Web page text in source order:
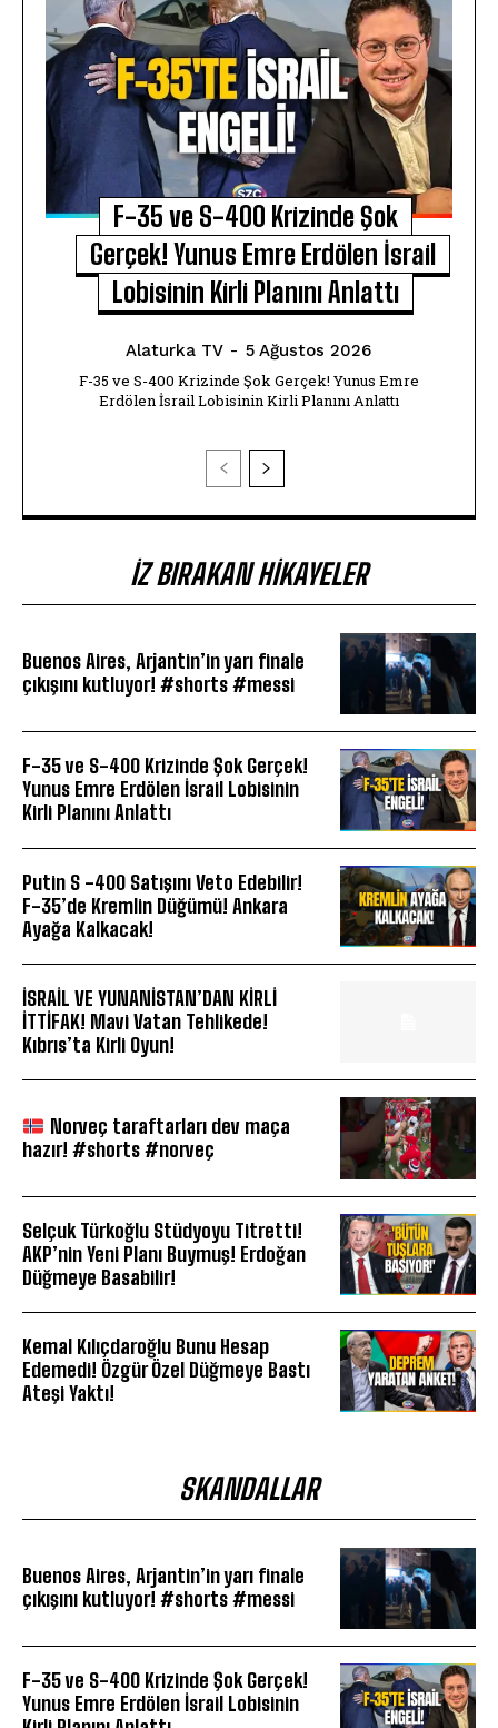
F-35 ve S-400 Krizinde Şok
Gerçek! Yunus Emre Erdölen İsrail
Lobisinin Kirli Planını Anlattı
Alaturka TV - 5 Ağustos 2026
F-35 ve S-400 Krizinde Şok Gerçek! Yunus Emre
Erdölen İsrail Lobisinin Kirli Planını Anlattı
İZ BIRAKAN HIKAYELER
Buenos Aires, Arjantin’in yarı finale
çıkışını kutluyor! #shorts #messi
F-35 ve S-400 Krizinde Şok Gerçek!
Yunus Emre Erdölen İsrail Lobisinin
Kirli Planını Anlattı
Putin S -400 Satışını Veto Edebilir!
F-35’de Kremlin Düğümü! Ankara
Ayağa Kalkacak!
İSRAİL VE YUNANİSTAN’DAN KİRLİ
İTTİFAK! Mavi Vatan Tehlikede!
Kıbrıs’ta Kirli Oyun!
Norveç taraftarları dev maça
hazır! #shorts #norveç
Selçuk Türkoğlu Stüdyoyu Titretti!
AKP’nin Yeni Planı Buymuş! Erdoğan
Düğmeye Basabilir!
Kemal Kılıçdaroğlu Bunu Hesap
Edemedi! Özgür Özel Düğmeye Bastı
Ateşi Yaktı!
SKANDALLAR
Buenos Aires, Arjantin’in yarı finale
çıkışını kutluyor! #shorts #messi
F-35 ve S-400 Krizinde Şok Gerçek!
Yunus Emre Erdölen İsrail Lobisinin